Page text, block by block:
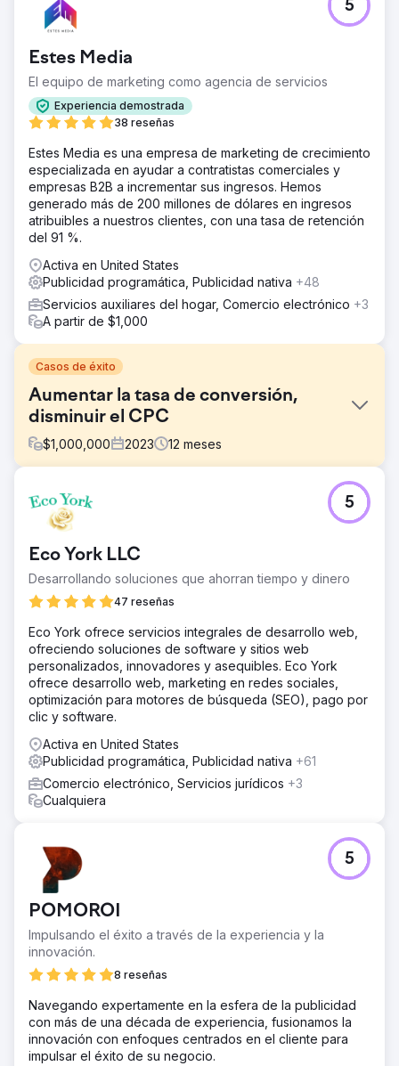
Estes Media
El equipo de marketing como agencia de servicios
Experiencia demostrada
38 reseñas
5
Estes Media es una empresa de marketing de crecimiento
especializada en ayudar a contratistas comerciales y
empresas B2B a incrementar sus ingresos. Hemos
generado más de 200 millones de dólares en ingresos
atribuibles a nuestros clientes, con una tasa de retención
del 91 %.
Activa en United States
Publicidad programática, Publicidad nativa +48
Servicios auxiliares del hogar, Comercio electrónico +3
A partir de $1,000
Casos de éxito
Aumentar la tasa de conversión,
disminuir el CPC
$1,000,000 2023 12 meses
Earlens estaba luchando por generar ventas de
audífonos a través de canales de medios pagos. Estaban
generar ningún beneficio significativo.
La solución
Gestión de Google Ads, Bing Ads, Programmatic y Social
tasa de conversión
El resultado
Gracias a la ayuda de Webserv, la tasa de conversión del
cliente ha mejorado en más del 200%; su CPC ha
disminuido un 62%. El equipo aprovecha su conocimiento
oportunos y de calidad. También van más allá de su
deber para satisfacer las necesidades del cliente.
Eco York LLC
Desarrollando soluciones que ahorran tiempo y dinero
47 reseñas
5
Eco York ofrece servicios integrales de desarrollo web,
ofreciendo soluciones de software y sitios web
personalizados, innovadores y asequibles. Eco York
ofrece desarrollo web, marketing en redes sociales,
optimización para motores de búsqueda (SEO), pago por
clic y software.
Activa en United States
Publicidad programática, Publicidad nativa +61
Comercio electrónico, Servicios jurídicos +3
Cualquiera
POMOROI
Impulsando el éxito a través de la experiencia y la
innovación.
8 reseñas
5
Navegando expertamente en la esfera de la publicidad
con más de una década de experiencia, fusionamos la
innovación con enfoques centrados en el cliente para
impulsar el éxito de su negocio.